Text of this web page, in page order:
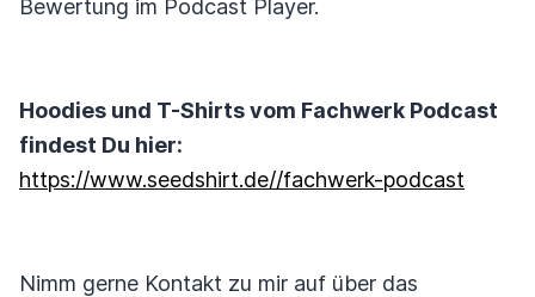
Bewertung im Podcast Player.
Hoodies und T-Shirts vom Fachwerk Podcast
findest Du hier:
https://www.seedshirt.de//fachwerk-podcast
Nimm gerne Kontakt zu mir auf über das